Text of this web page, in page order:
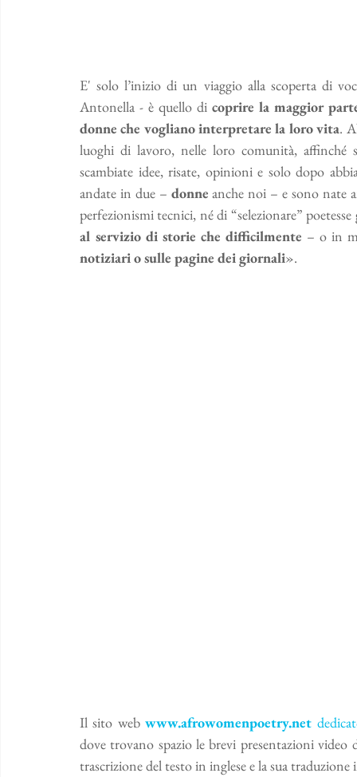
E' solo l’inizio di un viaggio alla scoperta di
Antonella - è quello di coprire la maggior
donne che vogliano interpretare la loro vita.
luoghi di lavoro, nelle loro comunità, affinché
scambiate idee, risate, opinioni e solo dopo
andate in due – donne anche noi – e sono nate
perfezionismi tecnici, né di “selezionare”
al servizio di storie che difficilmente – o in
notiziari o sulle pagine dei giornali».
Il sito web www.afrowomenpoetry.net
dove trovano spazio le brevi presentazioni video
trascrizione del testo in inglese e la sua